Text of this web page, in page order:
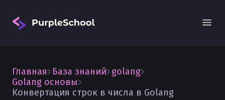
Главная База знаний golang
Golang основы
Конвертация строк в числа в Golang